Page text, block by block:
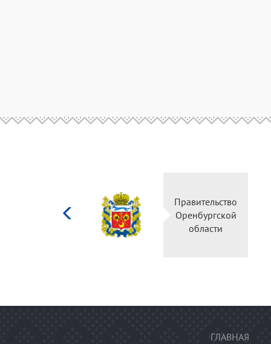
Министерство
культуры
Российской
федерации
ГЛАВНАЯ